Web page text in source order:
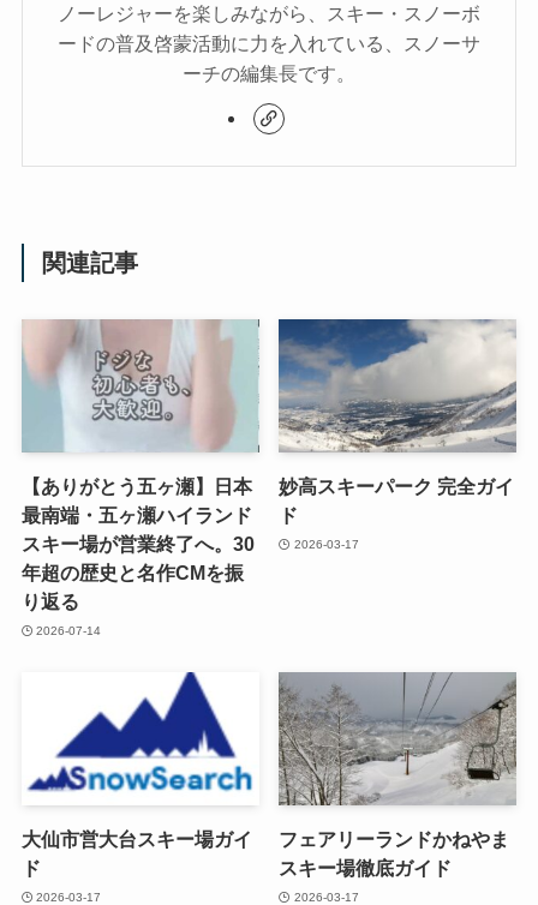
ノーレジャーを楽しみながら、スキー・スノーボ
ードの普及啓蒙活動に力を入れている、スノーサ
ーチの編集長です。
関連記事
【ありがとう五ヶ瀬】日本
最南端・五ヶ瀬ハイランド
スキー場が営業終了へ。30
年超の歴史と名作CMを振
り返る
2026-07-14
妙高スキーパーク 完全ガイ
ド
2026-03-17
大仙市営大台スキー場ガイ
ド
2026-03-17
フェアリーランドかねやま
スキー場徹底ガイド
2026-03-17